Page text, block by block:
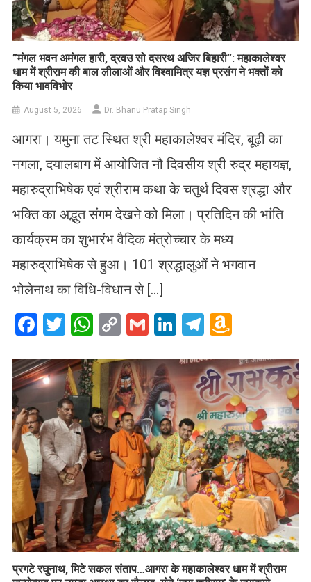
​”मंगल भवन अमंगल हारी, द्रवउ सो दसरथ अजिर बिहारी”: महाकालेश्वर
धाम में श्रीराम की बाल लीलाओं और विश्वामित्र यज्ञ प्रसंग ने भक्तों को
किया भावविभोर
August 5, 2026 Dr. Bhanu Pratap Singh
आगरा। यमुना तट स्थित श्री महाकालेश्वर मंदिर, बूढ़ी का
नगला, दयालबाग में आयोजित नौ दिवसीय श्री रुद्र महायज्ञ,
महारुद्राभिषेक एवं श्रीराम कथा के चतुर्थ दिवस श्रद्धा और
भक्ति का अद्भुत संगम देखने को मिला। प्रतिदिन की भांति
कार्यक्रम का शुभारंभ वैदिक मंत्रोच्चार के मध्य
महारुद्राभिषेक से हुआ। 101 श्रद्धालुओं ने भगवान
भोलेनाथ का विधि-विधान से […]
Facebook
Twitter
WhatsApp
CopyGmailLinkedIn
Telegram
List
प्रगटे रघुनाथ, मिटे सकल संताप…आगरा के महाकालेश्वर धाम में श्रीराम